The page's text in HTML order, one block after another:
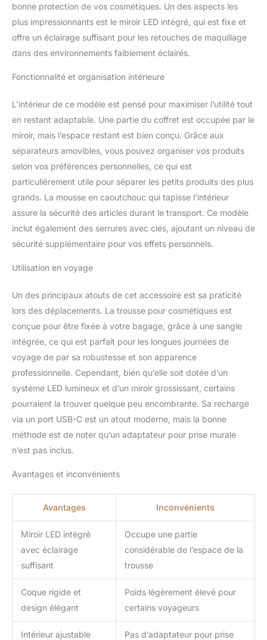
2500 mAh (chargée
USB-C), son miroir
grossissant x 10, son
miroir lumineux avec
3 modes de température
coiffeuse portable est la
boîte de maquillage
parfaite pour une
application parfaite du
maquillage n'importe où
Construction robuste :
fabriquée avec une
coque rigide fabriquée à
partir d'aluminium de
haute qualité et de bois
d'ingénierie, cette
voyage avec miroir
cosmétiques, ce qui en
fait un choix idéal pour
une trousse de
maquillage robuste
Intérieur spacieux : doté
de séparateurs réglables,
notre trousse de
maquillage organisée
garantit que tous vos
restent propres et bien
rangés. Le tampon de
essentiels de maquillage
fonctionnelle et élégante
: combinant à la fois une
coiffeuse de voyage et
maquillage LED en un,
cette trousse de
maquillage de voyage est
bonne protection de vos cosmétiques. Un des aspects les
plus impressionnants est le miroir LED intégré, qui est fixe et
offre un éclairage suffisant pour les retouches de maquillage
dans des environnements faiblement éclairés.
Fonctionnalité et organisation intérieure
L’intérieur de ce modèle est pensé pour maximiser l’utilité tout
en restant adaptable. Une partie du coffret est occupée par le
miroir, mais l’espace restant est bien conçu. Grâce aux
séparateurs amovibles, vous pouvez organiser vos produits
selon vos préférences personnelles, ce qui est
particulièrement utile pour séparer les petits produits des plus
grands. La mousse en caoutchouc qui tapisse l’intérieur
assure la sécurité des articles durant le transport. Ce modèle
inclut également des serrures avec clés, ajoutant un niveau de
sécurité supplémentaire pour vos effets personnels.
Utilisation en voyage
Un des principaux atouts de cet accessoire est sa praticité
lors des déplacements. La trousse pour cosmétiques est
conçue pour être fixée à votre bagage, grâce à une sangle
intégrée, ce qui est parfait pour les longues journées de
voyage de par sa robustesse et son apparence
professionnelle. Cependant, bien qu’elle soit dotée d’un
système LED lumineux et d’un miroir grossissant, certains
pourraient la trouver quelque peu encombrante. Sa recharge
via un port USB-C est un atout moderne, mais la bonne
méthode est de noter qu’un adaptateur pour prise murale
n’est pas inclus.
Avantages et inconvénients
Avantages Inconvénients
Miroir LED intégré
avec éclairage
suffisant
Occupe une partie
considérable de l’espace de la
trousse
Coque rigide et
design élégant
Poids légèrement élevé pour
certains voyageurs
Intérieur ajustable Pas d’adaptateur pour prise